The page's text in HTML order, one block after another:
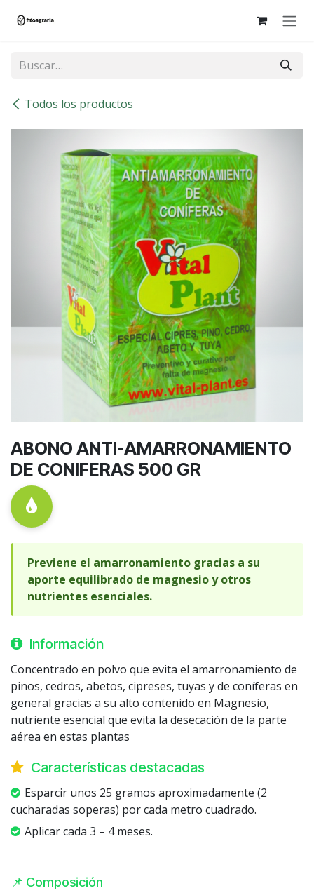
Todos los productos
ABONO ANTI-AMARRONAMIENTO
DE CONIFERAS 500 GR
Previene el amarronamiento gracias a su
aporte equilibrado de magnesio y otros
nutrientes esenciales.
Información
Concentrado en polvo que evita el amarronamiento de
pinos, cedros, abetos, cipreses, tuyas y de coníferas en
general gracias a su alto contenido en Magnesio,
nutriente esencial que evita la desecación de la parte
aérea en estas plantas
Características destacadas
Esparcir unos 25 gramos aproximadamente (2
cucharadas soperas) por cada metro cuadrado.
Aplicar cada 3 – 4 meses.
📌 Composición